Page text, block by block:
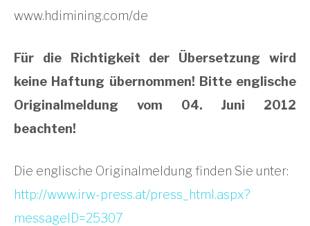
www.hdimining.com/de
Für die Richtigkeit der Übersetzung wird
keine Haftung übernommen! Bitte englische
Originalmeldung vom 04. Juni 2012
beachten!
Die englische Originalmeldung finden Sie unter:
http://www.irw-press.at/press_html.aspx?
messageID=25307